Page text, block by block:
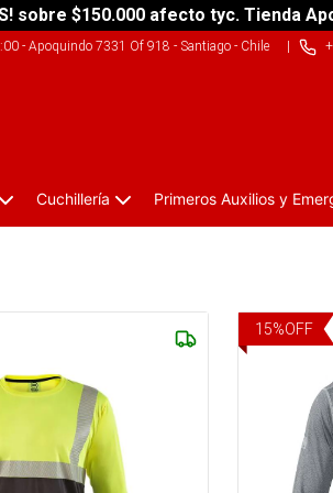
sobre $150.000 afecto tyc. Tienda
- Apoquindo 7331 Of 918 - Santiago - Chile|
Cuchillería Primeros Auxilios y
15%OFF